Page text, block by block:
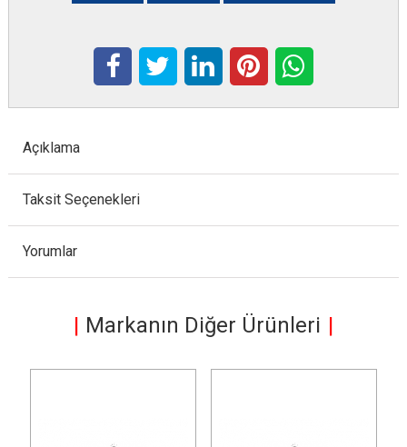
Açıklama
Taksit Seçenekleri
Yorumlar
Markanın Diğer Ürünleri